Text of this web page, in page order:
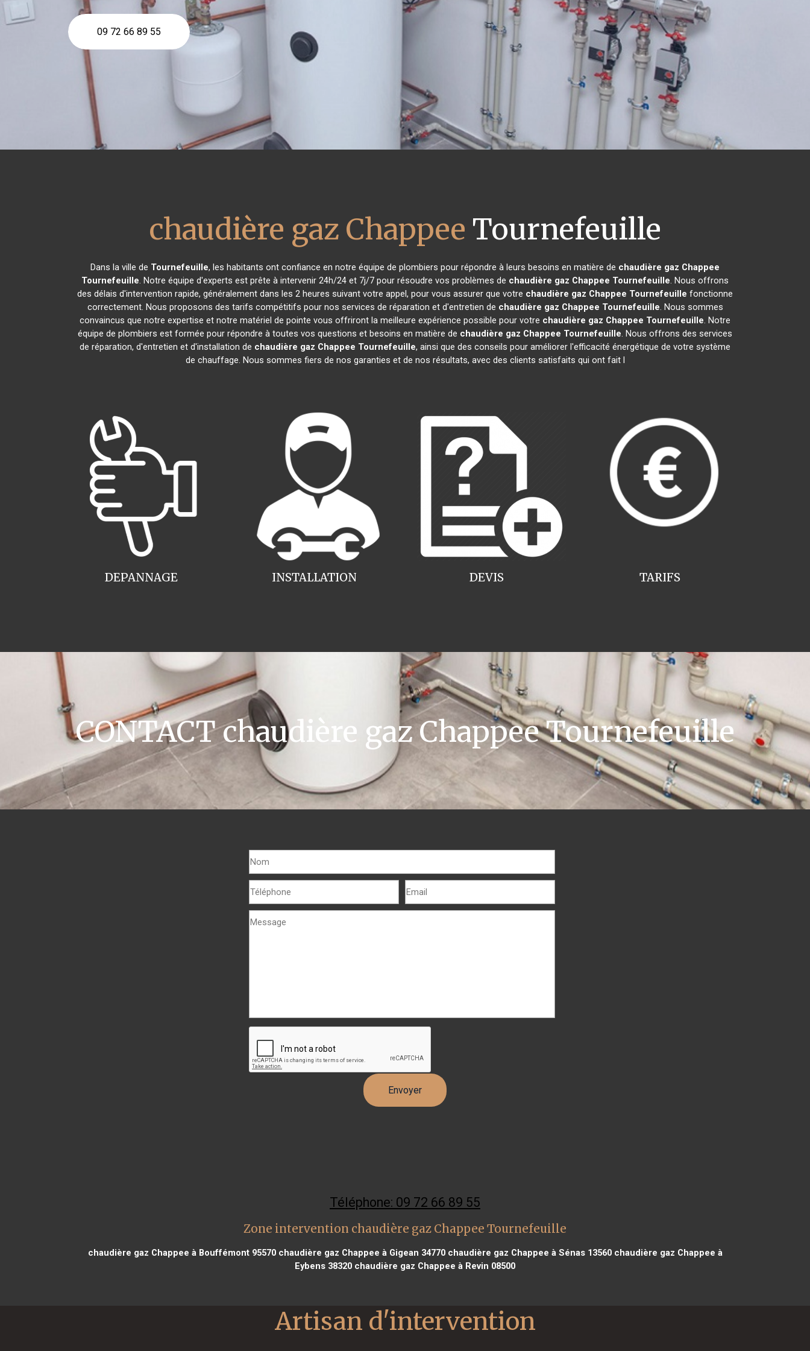
09 72 66 89 55
chaudière gaz Chappee Tournefeuille
Dans la ville de Tournefeuille, les habitants ont confiance en notre équipe de plombiers pour répondre à leurs besoins en matière de chaudière gaz Chappee
Tournefeuille. Notre équipe d'experts est prête à intervenir 24h/24 et 7j/7 pour résoudre vos problèmes de chaudière gaz Chappee Tournefeuille. Nous offrons
des délais d'intervention rapide, généralement dans les 2 heures suivant votre appel, pour vous assurer que votre chaudière gaz Chappee Tournefeuille fonctionne
correctement. Nous proposons des tarifs compétitifs pour nos services de réparation et d'entretien de chaudière gaz Chappee Tournefeuille. Nous sommes
convaincus que notre expertise et notre matériel de pointe vous offriront la meilleure expérience possible pour votre chaudière gaz Chappee Tournefeuille. Notre
équipe de plombiers est formée pour répondre à toutes vos questions et besoins en matière de chaudière gaz Chappee Tournefeuille. Nous offrons des services
de réparation, d'entretien et d'installation de chaudière gaz Chappee Tournefeuille, ainsi que des conseils pour améliorer l'efficacité énergétique de votre système
de chauffage. Nous sommes fiers de nos garanties et de nos résultats, avec des clients satisfaits qui ont fait l
INSTALLATION
DEPANNAGE TARIFS
DEVIS
CONTACT chaudière gaz Chappee Tournefeuille
Téléphone: 09 72 66 89 55
Zone intervention chaudière gaz Chappee Tournefeuille
chaudière gaz Chappee à Bouffémont 95570chaudière gaz Chappee à Gigean 34770chaudière gaz Chappee à Sénas 13560chaudière gaz Chappee à
Eybens 38320 chaudière gaz Chappee à Revin 08500
Artisan d'intervention